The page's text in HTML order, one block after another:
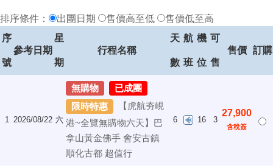
排序條件： 出團日期 售價高至低
售價低至高
序
號
參考日期
星
期
行程名稱
天
數
航
班
機
位
可
售
售價 訂購
1 2026/08/22 六
無購物
已成團
限時特惠
【虎航夯峴
港~全覽無購物六天】巴
拿山黃金佛手 會安古鎮
順化古都 超值行
6 16 3
27,900
含稅簽